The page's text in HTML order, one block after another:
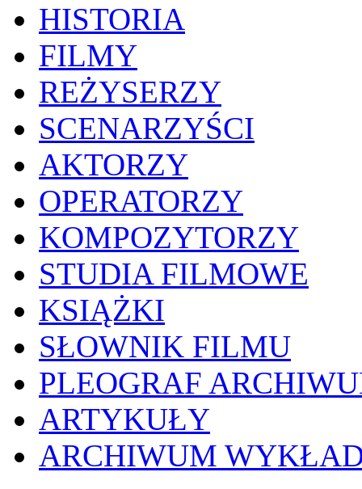
HISTORIA
FILMY
REŻYSERZY
SCENARZYŚCI
AKTORZY
OPERATORZY
KOMPOZYTORZY
STUDIA FILMOWE
KSIĄŻKI
SŁOWNIK FILMU
PLEOGRAF
ARTYKUŁY
ARCHIWUM